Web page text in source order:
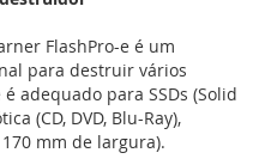
FlashPro-e é um
para destruir vários
adequado para SSDs (Solid
(CD, DVD, Blu-Ray),
mm de largura).